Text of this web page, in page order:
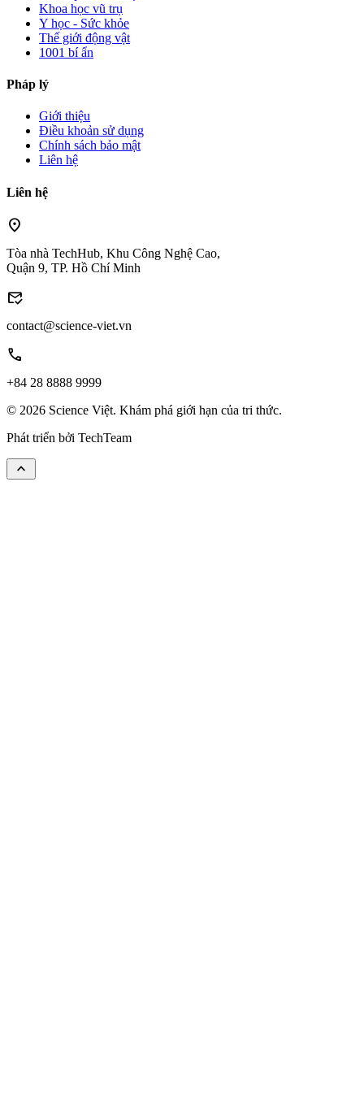
Khoa học vũ trụ
Y học - Sức khỏe
Thế giới động vật
1001 bí ẩn
Pháp lý
Giới thiệu
Điều khoản sử dụng
Chính sách bảo mật
Liên hệ
Liên hệ
location_on
Tòa nhà TechHub, Khu Công Nghệ Cao,
Quận 9, TP. Hồ Chí Minh
mark_email_read
contact@science-viet.vn
call
+84 28 8888 9999
© 2026 Science Việt. Khám phá giới hạn của tri thức.
Phát triển bởi TechTeam
keyboard_arrow_up